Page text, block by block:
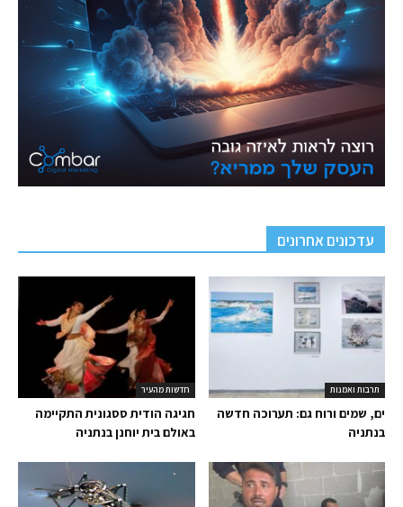
עדכונים אחרונים
חדשות מהעיר
חגיגה הודית ססגונית התקיימה
באולם בית יוחנן בנתניה
תרבות ואמנות
ים, שמים ורוח גם: תערוכה חדשה
בנתניה